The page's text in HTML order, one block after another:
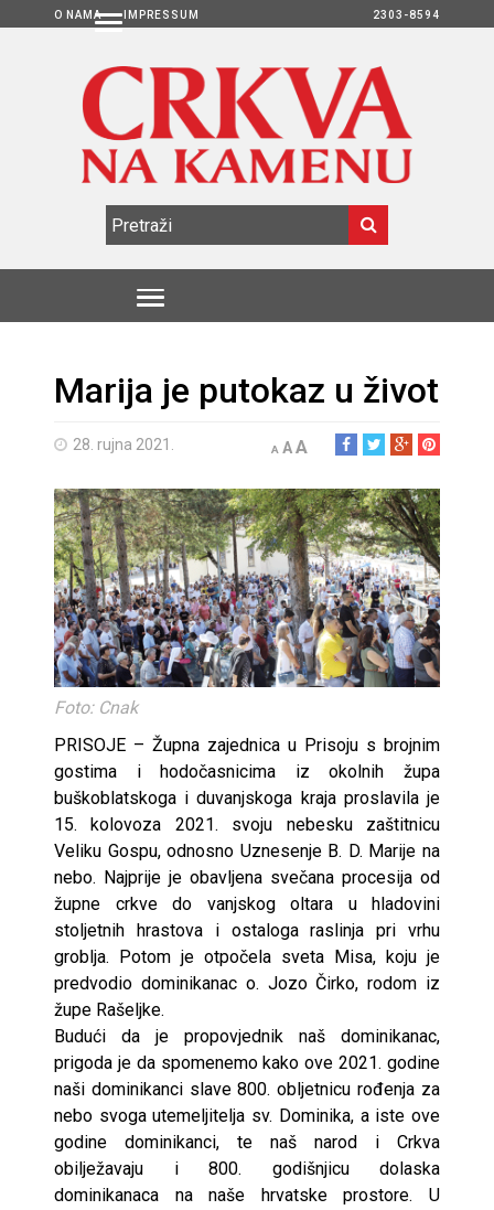
O NAMA IMPRESSUM 2303-8594
Marija je putokaz u život
28. rujna 2021. A AA
Foto: Cnak
PRISOJE – Župna zajednica u Prisoju s brojnim
gostima i hodočasnicima iz okolnih župa
buškoblatskoga i duvanjskoga kraja proslavila je
15. kolovoza 2021. svoju nebesku zaštitnicu
Veliku Gospu, odnosno Uznesenje B. D. Marije na
nebo. Najprije je obavljena svečana procesija od
župne crkve do vanjskog oltara u hladovini
stoljetnih hrastova i ostaloga raslinja pri vrhu
groblja. Potom je otpočela sveta Misa, koju je
predvodio dominikanac o. Jozo Čirko, rodom iz
župe Rašeljke.
Budući da je propovjednik naš dominikanac,
prigoda je da spomenemo kako ove 2021. godine
naši dominikanci slave 800. obljetnicu rođenja za
nebo svoga utemeljitelja sv. Dominika, a iste ove
godine dominikanci, te naš narod i Crkva
obilježavaju i 800. godišnjicu dolaska
dominikanaca na naše hrvatske prostore. U